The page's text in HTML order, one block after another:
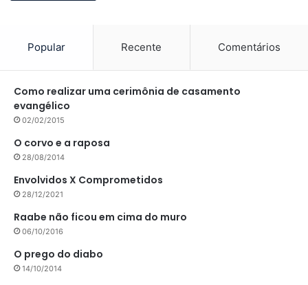
Popular Recente Comentários
Como realizar uma cerimônia de casamento
evangélico
02/02/2015
O corvo e a raposa
28/08/2014
Envolvidos X Comprometidos
28/12/2021
Raabe não ficou em cima do muro
06/10/2016
O prego do diabo
14/10/2014